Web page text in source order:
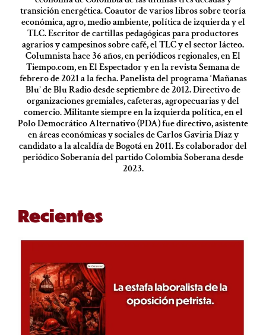
transición energética. Coautor de varios libros sobre teoría
económica, agro, medio ambiente, política de izquierda y el
TLC. Escritor de cartillas pedagógicas para productores
agrarios y campesinos sobre café, el TLC y el sector lácteo.
Columnista hace 36 años, en periódicos regionales, en El
Tiempo.com, en El Espectador y en la revista Semana de
febrero de 2021 a la fecha. Panelista del programa ‘Mañanas
Blu’ de Blu Radio desde septiembre de 2012. Directivo de
organizaciones gremiales, cafeteras, agropecuarias y del
comercio. Militante siempre en la izquierda política, en el
Polo Democrático Alternativo (PDA) fue directivo, asistente
en áreas económicas y sociales de Carlos Gaviria Díaz y
candidato a la alcaldía de Bogotá en 2011. Es colaborador del
periódico Soberanía del partido Colombia Soberana desde
2023.
Recientes